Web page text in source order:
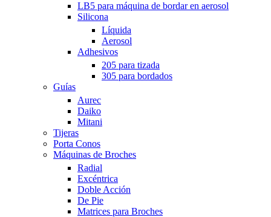
LB5 para máquina de bordar en aerosol
Silicona
Líquida
Aerosol
Adhesivos
205 para tizada
305 para bordados
Guías
Aurec
Daiko
Mitani
Tijeras
Porta Conos
Máquinas de Broches
Radial
Excéntrica
Doble Acción
De Pie
Matrices para Broches